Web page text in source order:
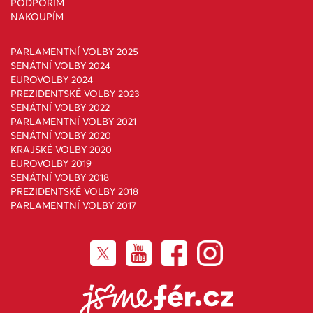
PODPOŘÍM
NAKOUPÍM
PARLAMENTNÍ VOLBY 2025
SENÁTNÍ VOLBY 2024
EUROVOLBY 2024
PREZIDENTSKÉ VOLBY 2023
SENÁTNÍ VOLBY 2022
PARLAMENTNÍ VOLBY 2021
SENÁTNÍ VOLBY 2020
KRAJSKÉ VOLBY 2020
EUROVOLBY 2019
SENÁTNÍ VOLBY 2018
PREZIDENTSKÉ VOLBY 2018
PARLAMENTNÍ VOLBY 2017